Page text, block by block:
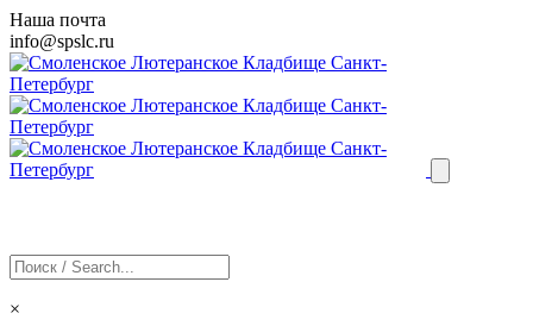
Наша почта
info@spslc.ru
×